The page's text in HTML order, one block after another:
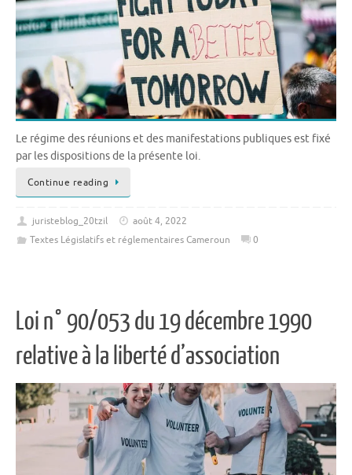
Le régime des réunions et des manifestations publiques est fixé
par les dispositions de la présente loi.
Continue reading
juristeblog_20tzil
août 4, 2022
Textes Législatifs et réglementaires Cameroun
0
Loi n° 90/053 du 19 décembre 1990
relative à la liberté d’association